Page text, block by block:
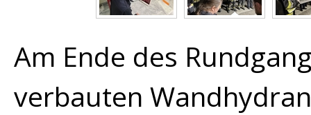
Am Ende des
verbauten